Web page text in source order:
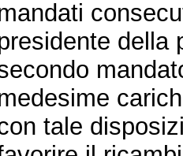
della
tale